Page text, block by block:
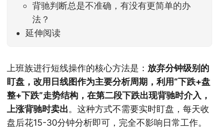
背驰判断总是不准确，有没有更简单的办
法？
延伸阅读
上班族进行短线操作的核心方法是： 放弃分钟级别的
盯盘，改用日线图作为主要分析周期，利用“下跌+盘
整+下跌”走势结构，在第二段下跌出现背驰时介入，
上涨背驰时卖出。这种方式不需要实时盯盘，每天收
盘后花15-30分钟分析即可，完全不影响日常工作。